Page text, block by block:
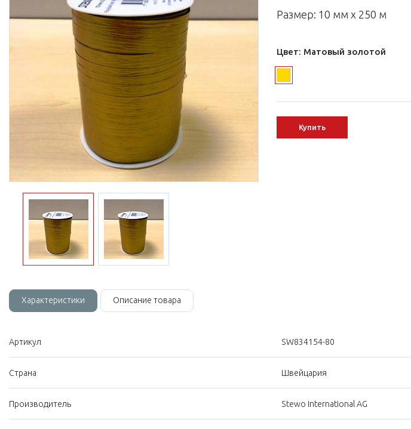
Размер: 10 мм х 250 м
Цвет: Матовый золотой
Купить
Характеристики Описание товара
Артикул SW834154-80
Страна Швейцария
Производитель Stewo International AG